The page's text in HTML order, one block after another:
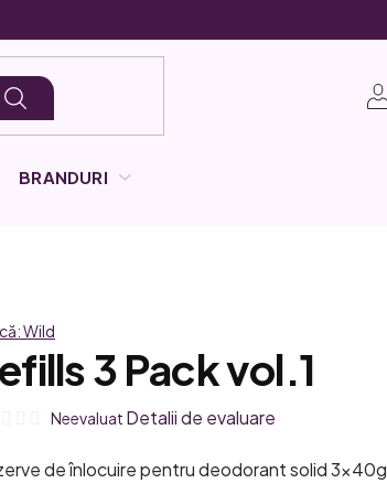
BRANDURI
Wild
3 Pack vol.1
Evaluarea
a
Neevaluat Detalii de evaluare
de înlocuire pentru deodorant solid 3x40g